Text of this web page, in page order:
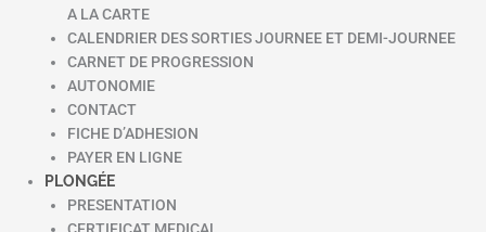
A LA CARTE
CALENDRIER DES SORTIES JOURNEE ET DEMI-JOURNEE
CARNET DE PROGRESSION
AUTONOMIE
CONTACT
FICHE D’ADHESION
PAYER EN LIGNE
PLONGÉE
PRESENTATION
CERTIFICAT MEDICAL